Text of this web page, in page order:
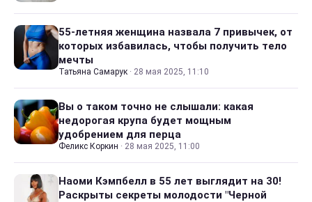
55-летняя женщина назвала 7 привычек, от
которых избавилась, чтобы получить тело
мечты
Татьяна Самарук · 28 мая 2025, 11:10
Вы о таком точно не слышали: какая
недорогая крупа будет мощным
удобрением для перца
Феликс Коркин · 28 мая 2025, 11:00
Наоми Кэмпбелл в 55 лет выглядит на 30!
Раскрыты секреты молодости "Черной